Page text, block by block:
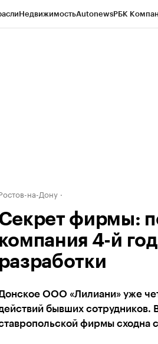
НедвижимостьAutonewsРБК
на-Дону
фирмы:
компания 4-й
разработки
ООО «Лилиани» уже
бывших сотрудников.
фирмы сходна